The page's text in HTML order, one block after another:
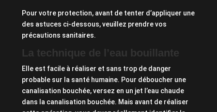
Pour votre protection, avant de tenter d’appliquer une
des astuces ci-dessous, veuillez prendre vos
précautions sanitaires.
La technique de l’eau bouillante
Elle est facile à réaliser et sans trop de danger
probable sur la santé humaine. Pour déboucher une
canalisation bouchée, versez en un jet l’eau chaude
dans la canalisation bouchée. Mais avant de réaliser